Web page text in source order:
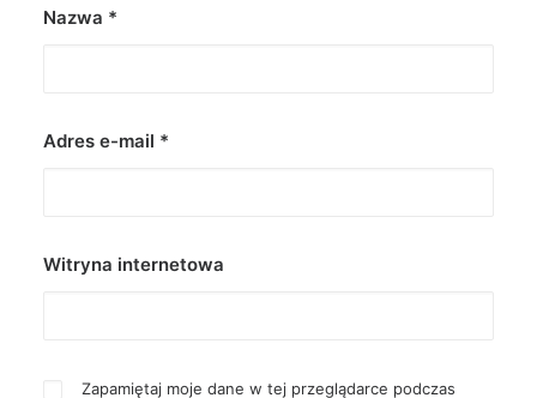
Nazwa *
Adres e-mail *
Witryna internetowa
Zapamiętaj moje dane w tej przeglądarce podczas